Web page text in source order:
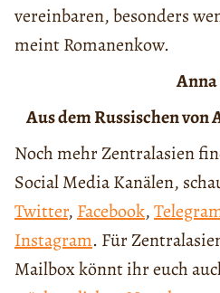
vereinbaren, besonders
meint Romanenkow.
Aus dem Russischen
Noch mehr Zentralasien
Social Media Kanälen,
Twitter, Facebook,
Instagram. Für
Mailbox könnt ihr euch